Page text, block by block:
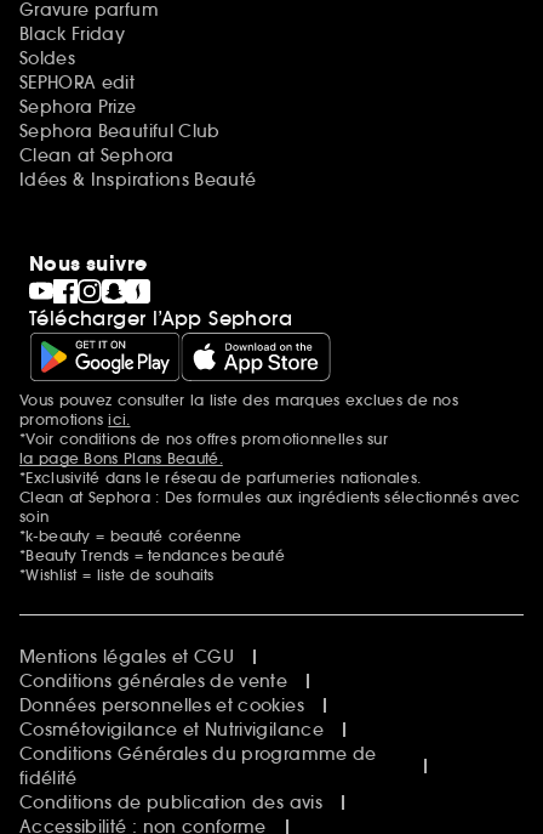
Gravure parfum
Black Friday
Soldes
SEPHORA edit
Sephora Prize
Sephora Beautiful Club
Clean at Sephora
Idées & Inspirations Beauté
Nous suivre
Télécharger l’App Sephora
Mentions additionnelles
Vous pouvez consulter la liste des marques exclues de nos
promotionsici.
*Voir conditions de nos offres promotionnelles sur
la page Bons Plans Beauté.
*Exclusivité dans le réseau de parfumeries nationales.
Clean at Sephora : Des formules aux ingrédients sélectionnés avec
soin
*k-beauty = beauté coréenne
*Beauty Trends = tendances beauté
*Wishlist = liste de souhaits
Mentions légales et CGU
Conditions générales de vente
Données personnelles et cookies
Cosmétovigilance et Nutrivigilance
Conditions Générales du programme de
fidélité
Conditions de publication des avis
Accessibilité : non conforme